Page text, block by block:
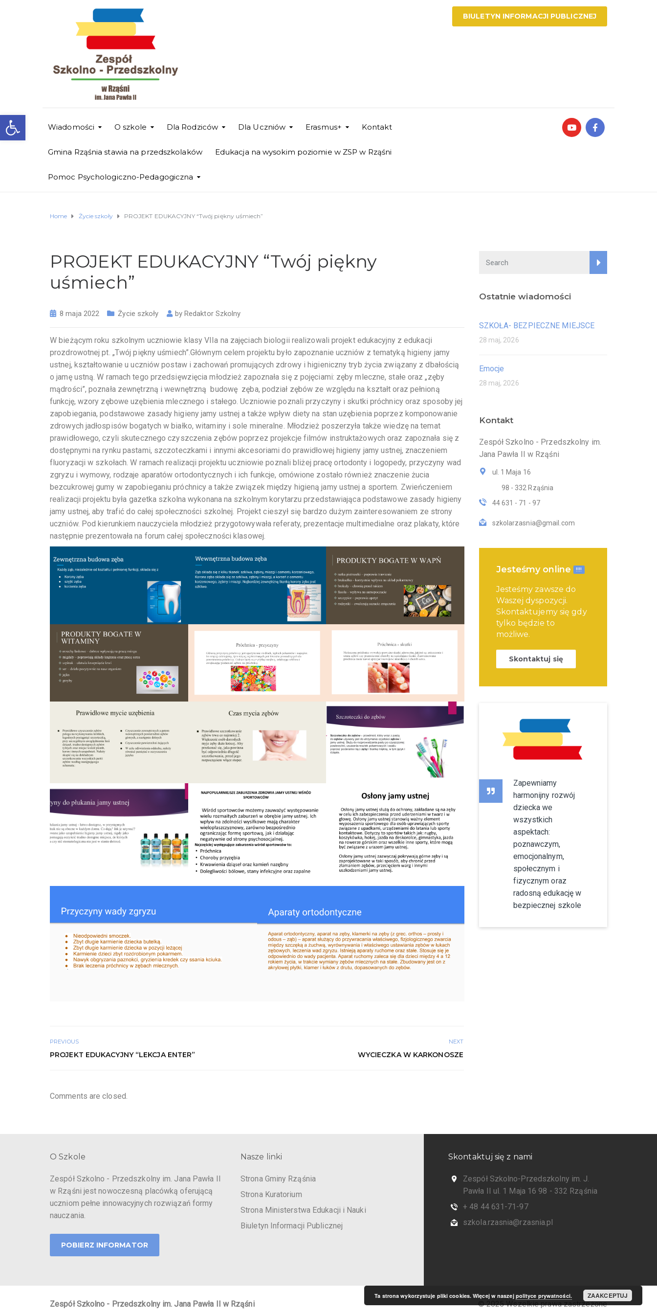
Otwórz pasek narzędzi
BIULETYN INFORMACJI PUBLICZNEJ
Wiadomości O szkole Dla Rodziców Dla Uczniów Erasmus+ Kontakt
Gmina Rząśnia stawia na przedszkolaków Edukacja na wysokim poziomie w ZSP w Rząśni
Pomoc Psychologiczno-Pedagogiczna
Home Życie szkoły PROJEKT EDUKACYJNY “Twój piękny uśmiech”
PROJEKT EDUKACYJNY “Twój piękny
uśmiech”
8 maja 2022 Życie szkoły by Redaktor Szkolny
W bieżącym roku szkolnym uczniowie klasy VIIa na zajęciach biologii realizowali projekt edukacyjny z edukacji
prozdrowotnej pt. „Twój piękny uśmiech”.Głównym celem projektu było zapoznanie uczniów z tematyką higieny jamy
ustnej, kształtowanie u uczniów postaw i zachowań promujących zdrowy i higieniczny tryb życia związany z dbałością
o jamę ustną. W ramach tego przedsięwzięcia młodzież zapoznała się z pojęciami: zęby mleczne, stałe oraz „zęby
mądrości”, poznała zewnętrzną i wewnętrzną budowę zęba, podział zębów ze względu na kształt oraz pełnioną
funkcję, wzory zębowe uzębienia mlecznego i stałego. Uczniowie poznali przyczyny i skutki próchnicy oraz sposoby jej
zapobiegania, podstawowe zasady higieny jamy ustnej a także wpływ diety na stan uzębienia poprzez komponowanie
zdrowych jadłospisów bogatych w białko, witaminy i sole mineralne. Młodzież poszerzyła także wiedzę na temat
prawidłowego, czyli skutecznego czyszczenia zębów poprzez projekcje filmów instruktażowych oraz zapoznała się z
dostępnymi na rynku pastami, szczoteczkami i innymi akcesoriami do prawidłowej higieny jamy ustnej, znaczeniem
fluoryzacji w szkołach. W ramach realizacji projektu uczniowie poznali bliżej pracę ortodonty i logopedy, przyczyny wad
zgryzu i wymowy, rodzaje aparatów ortodontycznych i ich funkcje, omówione zostało również znaczenie żucia
bezcukrowej gumy w zapobieganiu próchnicy a także związek między higieną jamy ustnej a sportem. Zwieńczeniem
realizacji projektu była gazetka szkolna wykonana na szkolnym korytarzu przedstawiająca podstawowe zasady higieny
jamy ustnej, aby trafić do całej społeczności szkolnej. Projekt cieszył się bardzo dużym zainteresowaniem ze strony
uczniów. Pod kierunkiem nauczyciela młodzież przygotowywała referaty, prezentacje multimedialne oraz plakaty, które
następnie prezentowała na forum całej społeczności klasowej.
PREVIOUS
PROJEKT EDUKACYJNY “LEKCJA ENTER”
NEXT
WYCIECZKA W KARKONOSZE
Comments are closed.
Ostatnie wiadomości
SZKOŁA- BEZPIECZNE MIEJSCE
28 maj, 2026
Emocje
28 maj, 2026
Kontakt
Zespół Szkolno - Przedszkolny im.
Jana Pawła II w Rząśni
ul. 1 Maja 16
98 - 332 Rząśnia
44 631 - 71 - 97
szkolarzasnia@gmail.com
Jesteśmy online !!!!
Jesteśmy zawsze do
Waszej dyspozycji.
Skontaktujemy się gdy
tylko będzie to
możliwe.
Skontaktuj się
Zapewniamy
harmonijny rozwój
dziecka we
wszystkich
aspektach:
poznawczym,
emocjonalnym,
społecznym i
fizycznym oraz
radosną edukację w
bezpiecznej szkole
O Szkole
Zespół Szkolno - Przedszkolny im. Jana Pawła II
w Rząśni jest nowoczesną placówką oferującą
uczniom pełne innowacyjnych rozwiązań formy
nauczania.
POBIERZ INFORMATOR
Nasze linki
Strona Gminy Rząśnia
Strona Kuratorium
Strona Ministerstwa Edukacji i Nauki
Biuletyn Informacji Publicznej
Skontaktuj się z nami
Zespół Szkolno-Przedszkolny im. J.
Pawła II ul. 1 Maja 16 98 - 332 Rząśnia
+ 48 44 631-71-97
szkola.rzasnia@rzasnia.pl
Zespół Szkolno - Przedszkolny im. Jana Pawła II w Rząśni © 2025 Wszelkie prawa zastrzeżone
Ta strona wykorzystuje pliki cookies. Więcej w naszej polityce prywatności. ZAAKCEPTUJ